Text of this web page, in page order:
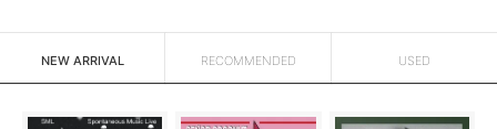
NEW ARRIVAL RECOMMENDED USED